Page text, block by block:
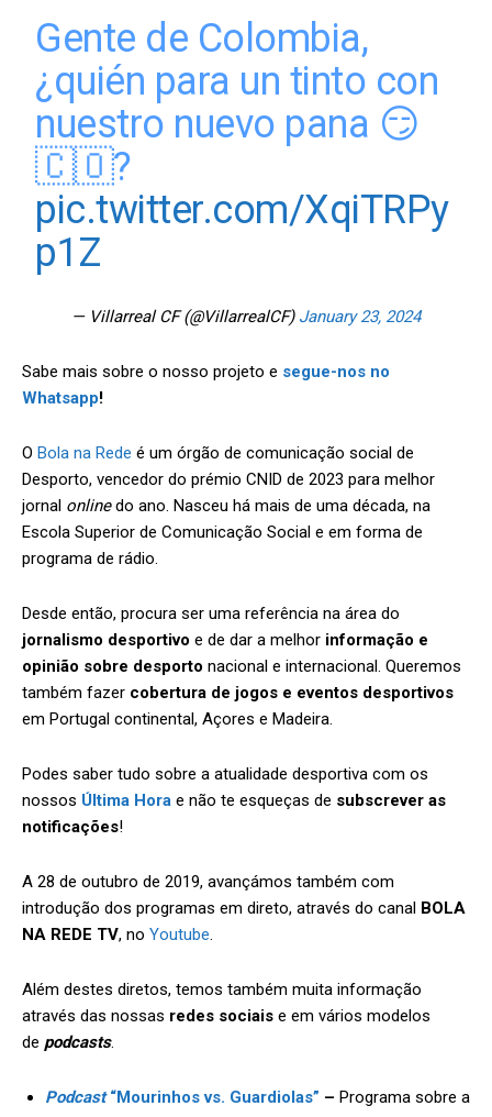
Gente de Colombia,
¿quién para un tinto con
nuestro nuevo pana 😏
🇨🇴?
pic.twitter.com/XqiTRPy
p1Z
— Villarreal CF (@VillarrealCF) January 23, 2024
Sabe mais sobre o nosso projeto e segue-nos no
Whatsapp!
O Bola na Rede é um órgão de comunicação social de
Desporto, vencedor do prémio CNID de 2023 para melhor
jornal onlinedo ano. Nasceu há mais de uma década, na
Escola Superior de Comunicação Social e em forma de
programa de rádio.
Desde então, procura ser uma referência na área do
jornalismo desportivo e de dar a melhor informação e
opinião sobre desporto nacional e internacional. Queremos
também fazer cobertura de jogos e eventos desportivos
em Portugal continental, Açores e Madeira.
Podes saber tudo sobre a atualidade desportiva com os
nossos Última Hora e não te esqueças de subscrever as
notificações!
A 28 de outubro de 2019, avançámos também com
introdução dos programas em direto, através do canal BOLA
NA REDE TV, no Youtube.
Além destes diretos, temos também muita informação
através das nossas redes sociais e em vários modelos
de podcasts.
Podcast“Mourinhos vs. Guardiolas” – Programa sobre a